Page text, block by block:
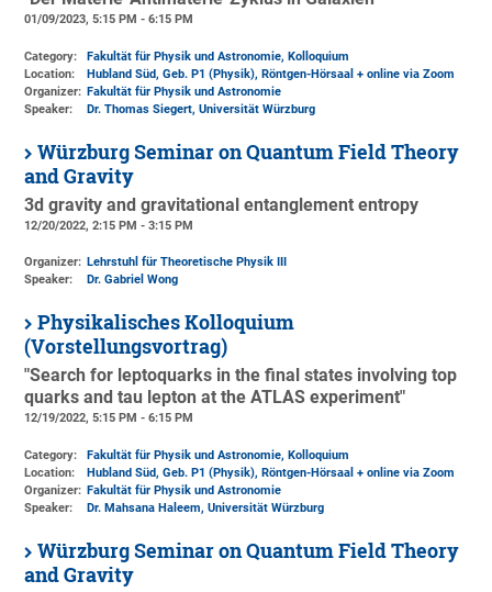
01/09/2023, 5:15 PM - 6:15 PM
Category:
Fakultät für Physik und Astronomie, Kolloquium
Location:
Hubland Süd, Geb. P1 (Physik), Röntgen-Hörsaal + online via Zoom
Organizer: Fakultät für Physik und Astronomie
Speaker:
Dr. Thomas Siegert, Universität Würzburg
Würzburg Seminar on Quantum Field Theory
and Gravity
3d gravity and gravitational entanglement entropy
12/20/2022, 2:15 PM - 3:15 PM
Organizer: Lehrstuhl für Theoretische Physik III
Speaker:
Dr. Gabriel Wong
Physikalisches Kolloquium
(Vorstellungsvortrag)
"Search for leptoquarks in the final states involving top
quarks and tau lepton at the ATLAS experiment"
12/19/2022, 5:15 PM - 6:15 PM
Category:
Fakultät für Physik und Astronomie, Kolloquium
Location:
Hubland Süd, Geb. P1 (Physik), Röntgen-Hörsaal + online via Zoom
Organizer: Fakultät für Physik und Astronomie
Speaker:
Dr. Mahsana Haleem, Universität Würzburg
Würzburg Seminar on Quantum Field Theory
and Gravity